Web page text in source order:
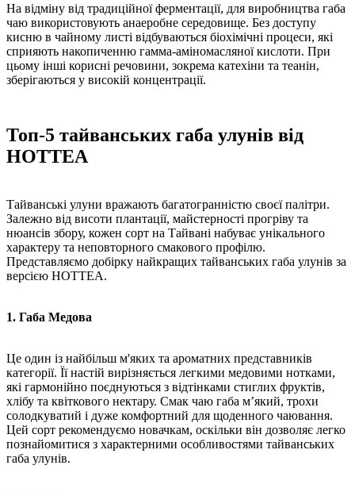
На відміну від традиційної ферментації, для виробництва габа
чаю використовують анаеробне середовище. Без доступу
кисню в чайному листі відбуваються біохімічні процеси, які
сприяють накопиченню гамма-аміномасляної кислоти. При
цьому інші корисні речовини, зокрема катехіни та теанін,
зберігаються у високій концентрації.
Топ-5 тайванських габа улунів від
HOTTEA
Тайванські улуни вражають багатогранністю своєї палітри.
Залежно від висоти плантації, майстерності прогріву та
нюансів збору, кожен сорт на Тайвані набуває унікального
характеру та неповторного смакового профілю.
Представляємо добірку найкращих тайванських габа улунів за
версією HOTTEA.
1. Габа Медова
Це один із найбільш м'яких та ароматних представників
категорії. Її настій вирізняється легкими медовими нотками,
які гармонійно поєднуються з відтінками стиглих фруктів,
хлібу та квіткового нектару. Смак чаю габа м’який, трохи
солодкуватий і дуже комфортний для щоденного чаювання.
Цей сорт рекомендуємо новачкам, оскільки він дозволяє легко
познайомитися з характерними особливостями тайванських
габа улунів.